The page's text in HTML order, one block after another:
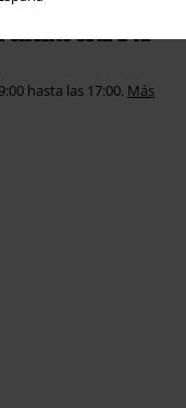
está a tu
hasta las 17:00. Más